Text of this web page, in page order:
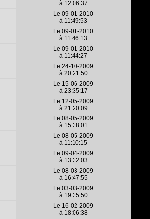
à 12:06:37
Le 09-01-2010
à 11:49:53
Le 09-01-2010
à 11:46:13
Le 09-01-2010
à 11:44:27
Le 24-10-2009
à 20:21:50
Le 15-06-2009
à 23:35:17
Le 12-05-2009
à 21:20:09
Le 08-05-2009
à 15:38:01
Le 08-05-2009
à 11:10:15
Le 09-04-2009
à 13:32:03
Le 08-03-2009
à 16:47:55
Le 03-03-2009
à 19:35:50
Le 16-02-2009
à 18:06:38